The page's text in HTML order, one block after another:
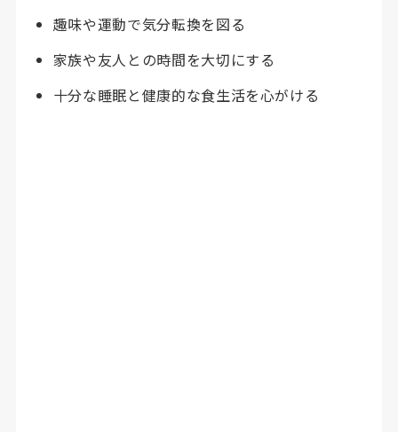
趣味や運動で気分転換を図る
家族や友人との時間を大切にする
十分な睡眠と健康的な食生活を心がける